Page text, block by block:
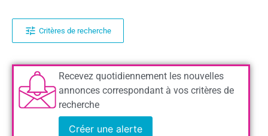
Critères de recherche
Recevez quotidiennement les nouvelles
annonces correspondant à vos critères de
recherche
Créer une alerte